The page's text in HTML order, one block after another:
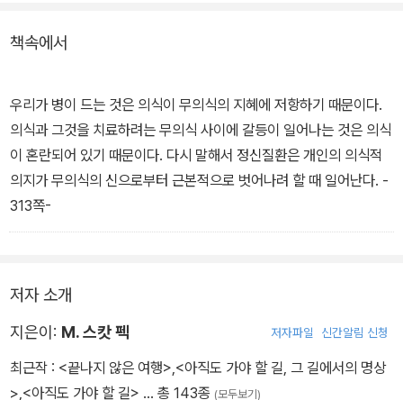
인간의 의식이 해결하지 못한 문제들에 대한 해답을 주는 힘으로 파
매일매일 환자를 치료하면서 발견한 것을 바탕으로 '환자들이 어떻게
자신들과 씨름하면서 보다 높은 차원으로 성숙해 나가는가' 또는 '이
런 씨름에 실패한 환자들은 어떤 길을 걷고 있는가'에 중점을 두어 기
술하였다. 효과적이면서도 실천적인 인간 이해의 원리를 잘 설명하고
출간했다.
책속에서
우리가 병이 드는 것은 의식이 무의식의 지혜에 저항하기 때문이다.
의식과 그것을 치료하려는 무의식 사이에 갈등이 일어나는 것은 의식
이 혼란되어 있기 때문이다. 다시 말해서 정신질환은 개인의 의식적
의지가 무의식의 신으로부터 근본적으로 벗어나려 할 때 일어난다. -
313쪽-
저자 소개
지은이: M. 스캇 펙 저자파일 신간알림 신청
최근작 : <끝나지 않은 여행>,<아직도 가야 할 길, 그 길에서의 명상
>,<아직도 가야 할 길> … 총 143종 (모두보기)